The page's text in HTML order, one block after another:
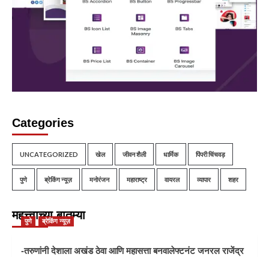
Categories
UNCATEGORIZED खेल जीवन शैली धार्मिक पिंपरी चिंचवड़
पुणे ब्रेकिंग न्यूज़ मनोरंजन महाराष्ट्र वायरल व्यापार शहर
महत्त्वाच्या बातम्या
पुणे ब्रेकिंग न्यूज़
-तरुणांनी देशाला अखंड ठेवा आणि महासत्ता बनवालेफ्टनंट जनरल राजेंद्र